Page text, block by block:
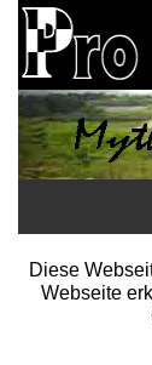
Startseite
Diese
Webseite